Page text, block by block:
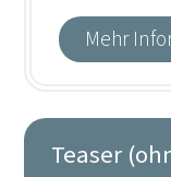
Mehr
Teaser